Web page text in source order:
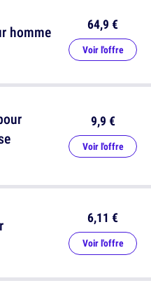
homme 64,9 €
Voir l'offre
6,11 €
Voir l'offre
9,9 €
Voir l'offre